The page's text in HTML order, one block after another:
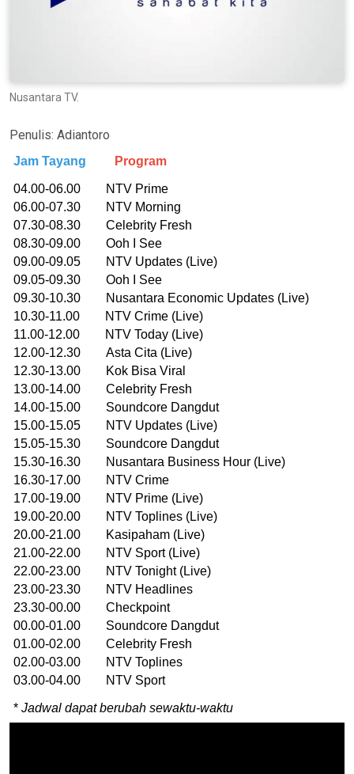
Nusantara TV.
Penulis: Adiantoro
Jam Tayang Program
04.00-06.00 NTV Prime
06.00-07.30 NTV Morning
07.30-08.30 Celebrity Fresh
08.30-09.00 Ooh I See
09.00-09.05 NTV Updates (Live)
09.05-09.30 Ooh I See
09.30-10.30 Nusantara Economic Updates (Live)
10.30-11.00 NTV Crime (Live)
11.00-12.00 NTV Today (Live)
12.00-12.30 Asta Cita (Live)
12.30-13.00 Kok Bisa Viral
13.00-14.00 Celebrity Fresh
14.00-15.00 Soundcore Dangdut
15.00-15.05 NTV Updates (Live)
15.05-15.30 Soundcore Dangdut
15.30-16.30 Nusantara Business Hour (Live)
16.30-17.00 NTV Crime
17.00-19.00 NTV Prime (Live)
19.00-20.00 NTV Toplines (Live)
20.00-21.00 Kasipaham (Live)
21.00-22.00 NTV Sport (Live)
22.00-23.00 NTV Tonight (Live)
23.00-23.30 NTV Headlines
23.30-00.00 Checkpoint
00.00-01.00 Soundcore Dangdut
01.00-02.00 Celebrity Fresh
02.00-03.00 NTV Toplines
03.00-04.00 NTV Sport
* Jadwal dapat berubah sewaktu-waktu